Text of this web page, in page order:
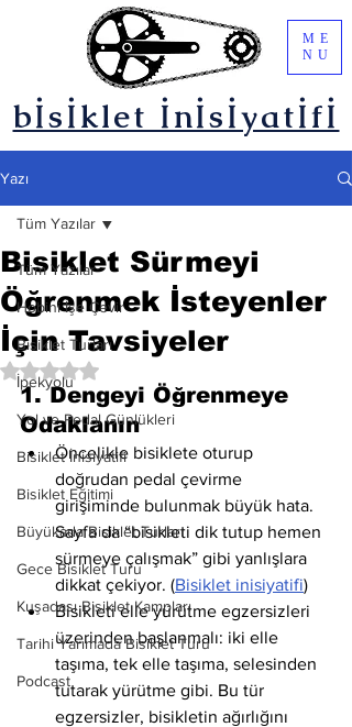
bİsİklet İnİsİyatİfİ
ME
NU
Yazı
Tüm Yazılar
Hobini İşe Çevir
Bisiklet Turları
İpekyolu
Yol ve Pedal Günlükleri
Bisiklet İnisiyatifi
Bisiklet Eğitimi
Büyükada Bisiklet Turları
Gece Bisiklet Turu
Kuşadası Bisiklet Kampları
Tarihi Yarımada Bisiklet Turu
Podcast
Tüm Yazılar
Bisiklet Sürmeyi
Öğrenmek İsteyenler
İçin Tavsiyeler
5 üzerinden NaN yıldız
1. Dengeyi Öğrenmeye
Odaklanın
Öncelikle bisiklete oturup
doğrudan pedal çevirme
girişiminde bulunmak büyük hata.
Sayfa da “bisikleti dik tutup hemen
sürmeye çalışmak” gibi yanlışlara
dikkat çekiyor. (Bisiklet inisiyatifi)
Bisikleti elle yürütme egzersizleri
üzerinden başlanmalı: iki elle
taşıma, tek elle taşıma, selesinden
tutarak yürütme gibi. Bu tür
egzersizler, bisikletin ağırlığını